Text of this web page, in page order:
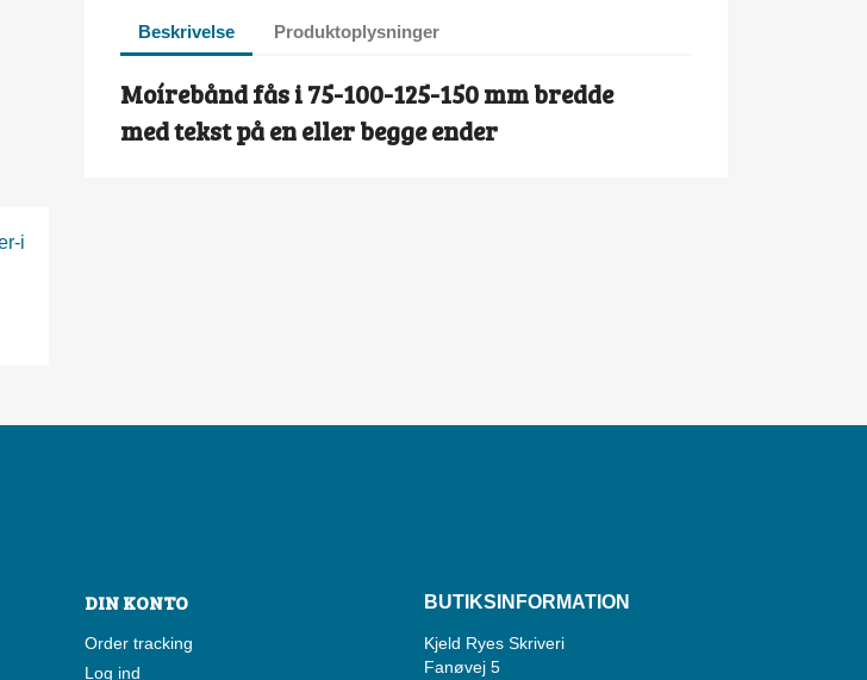
Beskrivelse Produktoplysninger
Moírebånd fås i 75-100-125-150 mm bredde
med tekst på en eller begge ender
DIN KONTO
Order tracking
Log ind
BUTIKSINFORMATION
Kjeld Ryes Skriveri
Fanøvej 5